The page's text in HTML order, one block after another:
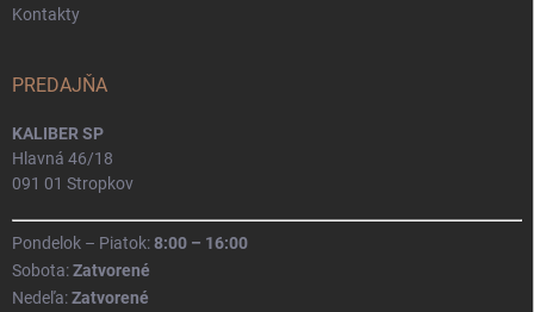
Kontakty
PREDAJŇA
KALIBER SP
Hlavná 46/18
091 01 Stropkov
Pondelok – Piatok:8:00 – 16:00
Sobota:Zatvorené
Nedeľa:Zatvorené